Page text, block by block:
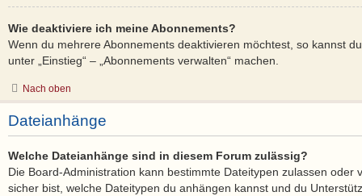
Wie deaktiviere ich meine Abonnements?
Wenn du mehrere Abonnements deaktivieren möchtest, so kannst
unter „Einstieg“ – „Abonnements verwalten“ machen.
Nach oben
Dateianhänge
Welche Dateianhänge sind in diesem Forum zulässig?
Die Board-Administration kann bestimmte Dateitypen zulassen oder
sicher bist, welche Dateitypen du anhängen kannst und du